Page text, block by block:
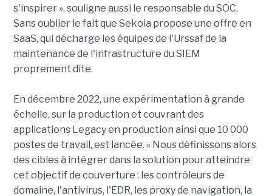
s'inspirer », souligne aussi le responsable du SOC.
Sans oublier le fait que Sekoia propose une offre en
SaaS, qui décharge les équipes de l'Urssaf de la
maintenance de l'infrastructure du SIEM
proprement dite.
En décembre 2022, une expérimentation à grande
échelle, sur la production et couvrant des
applications Legacy en production ainsi que 10 000
postes de travail, est lancée. « Nous définissons alors
des cibles à intégrer dans la solution pour atteindre
cet objectif de couverture : les contrôleurs de
domaine, l'antivirus, l'EDR, les proxy de navigation, la